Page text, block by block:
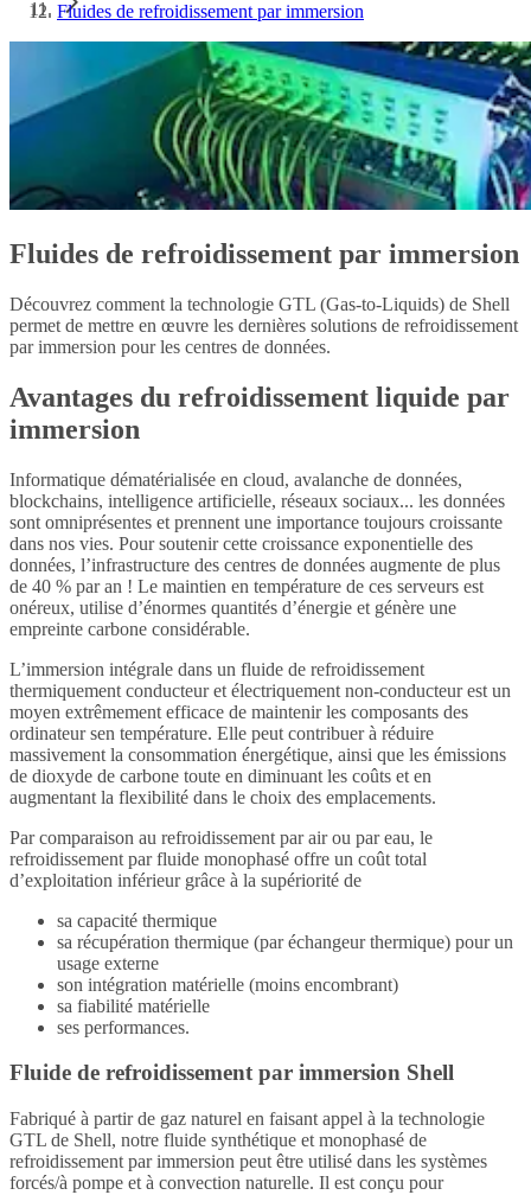
Fluides de refroidissement par immersion
Fluides de refroidissement par immersion
Découvrez comment la technologie GTL (Gas-to-Liquids) de Shell
permet de mettre en œuvre les dernières solutions de refroidissement
par immersion pour les centres de données.
Avantages du refroidissement liquide par
immersion
Informatique dématérialisée en cloud, avalanche de données,
blockchains, intelligence artificielle, réseaux sociaux... les données
sont omniprésentes et prennent une importance toujours croissante
dans nos vies. Pour soutenir cette croissance exponentielle des
données, l’infrastructure des centres de données augmente de plus
de 40 % par an ! Le maintien en température de ces serveurs est
onéreux, utilise d’énormes quantités d’énergie et génère une
empreinte carbone considérable.
L’immersion intégrale dans un fluide de refroidissement
thermiquement conducteur et électriquement non-conducteur est un
moyen extrêmement efficace de maintenir les composants des
ordinateur sen température. Elle peut contribuer à réduire
massivement la consommation énergétique, ainsi que les émissions
de dioxyde de carbone toute en diminuant les coûts et en
augmentant la flexibilité dans le choix des emplacements.
Par comparaison au refroidissement par air ou par eau, le
refroidissement par fluide monophasé offre un coût total
d’exploitation inférieur grâce à la supériorité de
sa capacité thermique
sa récupération thermique (par échangeur thermique) pour un
usage externe
son intégration matérielle (moins encombrant)
sa fiabilité matérielle
ses performances.
Fluide de refroidissement par immersion Shell
Fabriqué à partir de gaz naturel en faisant appel à la technologie
GTL de Shell, notre fluide synthétique et monophasé de
refroidissement par immersion peut être utilisé dans les systèmes
forcés/à pompe et à convection naturelle. Il est conçu pour